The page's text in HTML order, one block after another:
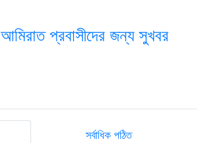
আমিরাত প্রবাসীদের জন্য সুখবর
সর্বাধিক পঠিত